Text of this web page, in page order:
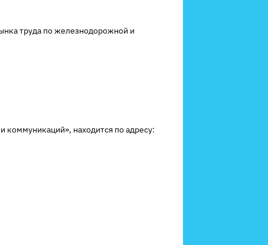
труда по железнодорожной и
коммуникаций», находится по адресу: